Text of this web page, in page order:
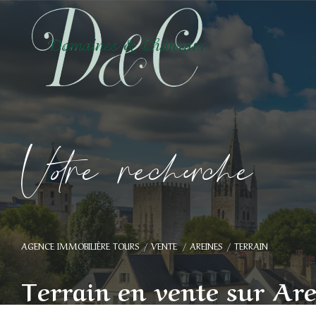
Vore recece
AGENCE IMMOBILIÈRE TOURS VENTE AREINES TERRAIN
Terrain en vente sur